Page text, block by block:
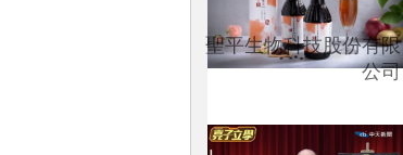
聖平生物科技股份有限
公司